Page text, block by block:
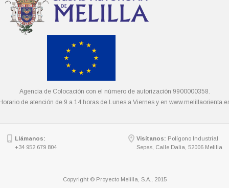
Agencia de Colocación con el número de autorización 9900000358.
de atención de 9 a 14 horas de Lunes a Viernes y en
Llámanos:
+34 952 679 804
Visítanos: Polígono Industrial
Sepes, Calle Dalia, 52006 Melilla
Copyright © Proyecto Melilla, S.A., 2015